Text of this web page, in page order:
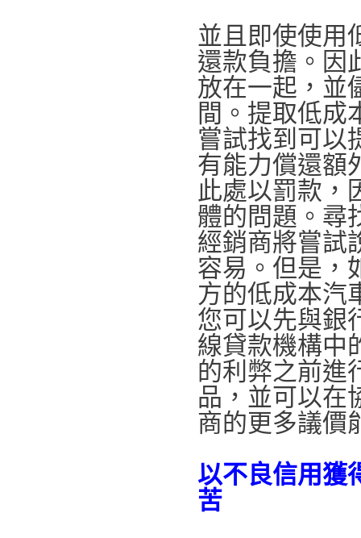
並且即使使用
還款負擔。因
放在一起，並
間。提取低成
嘗試找到可以
有能力償還額
此處以罰款，
體的問題。尋
經銷商將嘗試
容易。但是，
方的低成本汽
您可以先與銀
線貸款機構中
的利弊之前進
品，並可以在
商的更多議價
以不良信用獲
苦